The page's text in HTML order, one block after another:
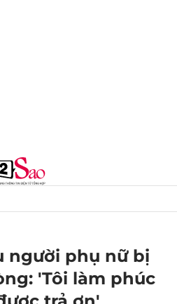
người phụ nữ bị
'Tôi làm phúc